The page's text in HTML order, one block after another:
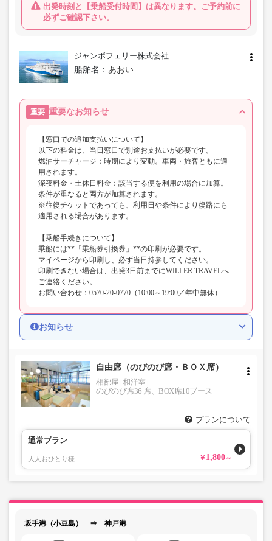
出発時刻と【乗船受付時間】は異なります。ご予約前に
必ずご確認下さい。
ジャンボフェリー株式会社
船舶名： あおい
重要 重要なお知らせ
【窓口での追加支払いについて】
以下の料金は、当日窓口で別途お支払いが必要です。
燃油サーチャージ：時期により変動。車両・旅客ともに適
用されます。
深夜料金・土休日料金：該当する便を利用の場合に加算。
条件が重なると両方が加算されます。
※往復チケットであっても、利用日や条件により復路にも
適用される場合があります。
【乗船手続きについて】
乗船には**「乗船券引換券」**の印刷が必要です。
マイページから印刷し、必ず当日持参してください。
印刷できない場合は、出発3日前までにWILLER TRAVELへ
ご連絡ください。
お問い合わせ：0570-20-0770（10:00～19:00／年中無休）
お知らせ
自由席（のびのび席・ＢＯＸ席）
相部屋 和洋室
のびのび席36 席、BOX席10ブース
プランについて
通常プラン
大人おひとり様 1,800
坂手港（小豆島） ⇒ 神戸港